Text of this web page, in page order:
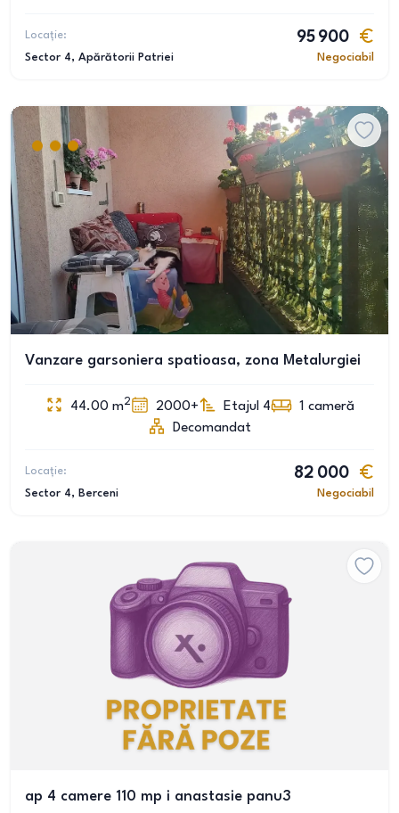
Locație:
Sector 4, Apărătorii Patriei
95 900
Negociabil
Vanzare garsoniera spatioasa, zona Metalurgiei
44.00 m2 2000+ Etajul 4 1 cameră
Decomandat
Locație:
Sector 4, Berceni
82 000
Negociabil
ap 4 camere 110 mp i anastasie panu3